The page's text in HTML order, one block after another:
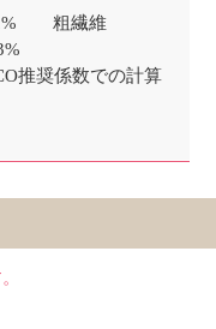
粗繊維
推奨係数での計算